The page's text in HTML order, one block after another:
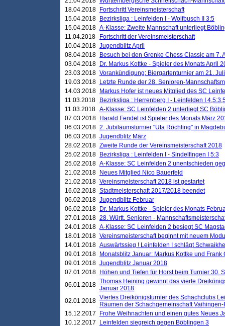
18.04.2018
Fortschritt Vereinsmeisterschaft
15.04.2018
Bezirksliga : Leinfelden I - Wolfbusch II 3:5
15.04.2018 A-Klasse: Zweite Mannschaft unterliegt
11.04.2018
Fortschritt der Vereinsmeisterschaft
10.04.2018 Jugendblitz April
08.04.2018
Besuch bei den Grenke Chess Classic am 7.
03.04.2018
Dr. Markus Kottke - Spieler des Monats April
23.03.2018 Vorankündigung: Biergartenturnier am 21.
19.03.2018
Letzte Runde der 28. Senioren-
14.03.2018
Markus Hofer ist neues Mitglied des SC
11.03.2018
Bezirksliga : Herrenberg I - Leinfelden I
11.03.2018 A-Klasse: SC Leinfelden 2 unterliegt SC
07.03.2018
Harald Fendel ist Spieler des Monats März
06.03.2018 2. Jubiläumsturnier "Uta Röchling" in
06.03.2018 Jugendblitz März
28.02.2018 Zweite Runde der Vereinsmeisterschaft 2018
25.02.2018
Bezirksliga : Leinfelden I - Sindelfingen I 5:3
25.02.2018 A-Klasse: SC Leinfelden 2 unentschieden
21.02.2018
Neues Mitglied Nico Bauerfeld
21.02.2018 Vereinsmeisterschaft 2018 ist gestartet
16.02.2018 Stadtmeisterschaft 2017/2018 beendet
06.02.2018 Jugendblitz Februar
06.02.2018
Dr. Markus Kottke - Spieler des Monats
27.01.2018 28. Württ. Senioren -
24.01.2018 A-Klasse: SC Leinfelden 2 besiegt SC
18.01.2018 Vereinsmeisterschaft beginnt mit neuem
14.01.2018 Auswärtssieg ! Leinfelden I schlägt
09.01.2018
Monatsblitz Januar: Markus Kottke und
09.01.2018 Jugendblitz Januar 2018
07.01.2018
Höhen und Tiefen für Horst beim Turnier 30.
06.01.2018 Thomas Heining gewinnt das vierte
Januar 2018
02.01.2018 Viertes Dreikönigsturnier des Schachclubs
Räumen der Schachgemeinschaft
15.12.2017
Frohe Weihnachten und einen gutes Neues
10.12.2017
Leinfelden siegreich gegen Böblingen 3